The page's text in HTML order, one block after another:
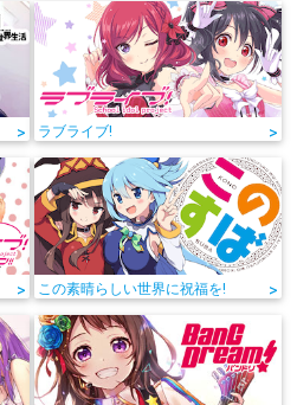
> ラブライブ! >
> この素晴らしい世界に祝福を! >